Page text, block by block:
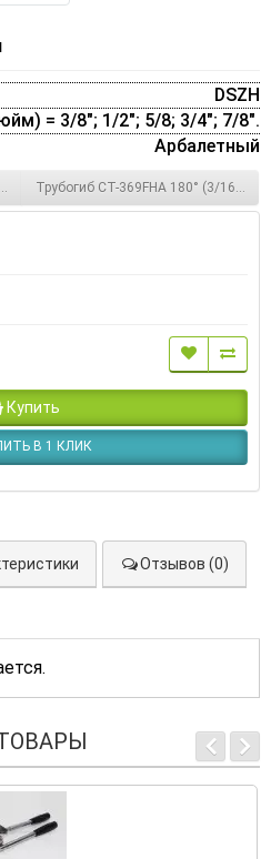
DSZH
= 3/8"; 1/2"; 5/8; 3/4"; 7/8".
Арбалетный
Трубогиб CT-369FHA 180° (3/16",1/
Купить
В 1 КЛИК
Отзывов (0)